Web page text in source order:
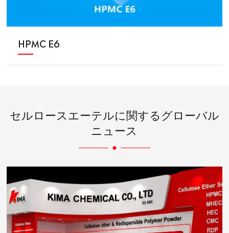
HPMC E6
セルロースエーテルに関するグローバル
ニュース